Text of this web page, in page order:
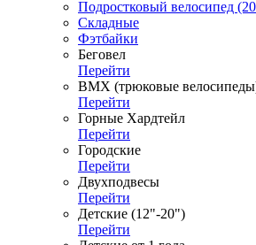
Подростковый велосипед
Складные
Фэтбайки
Беговел
Перейти
ВМХ (трюковые
Перейти
Горные Хардтейл
Перейти
Городские
Перейти
Двухподвесы
Перейти
Детские (12"-20")
Перейти